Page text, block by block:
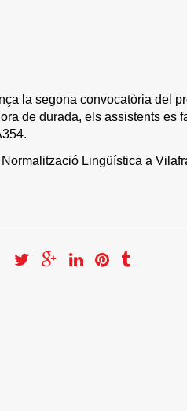
la segona convocatòria del
de durada, els assistents es
Lingüística a